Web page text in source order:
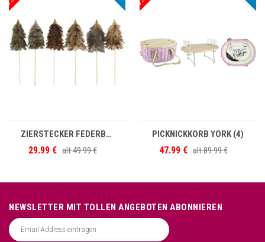
ZIERSTECKER FEDERBÄUME S/6
29.99 € alt49.99 €
PICKNICKKORB YORK (4)
47.99 € alt89.99 €
NEWSLETTER MIT TOLLEN ANGEBOTEN ABONNIEREN